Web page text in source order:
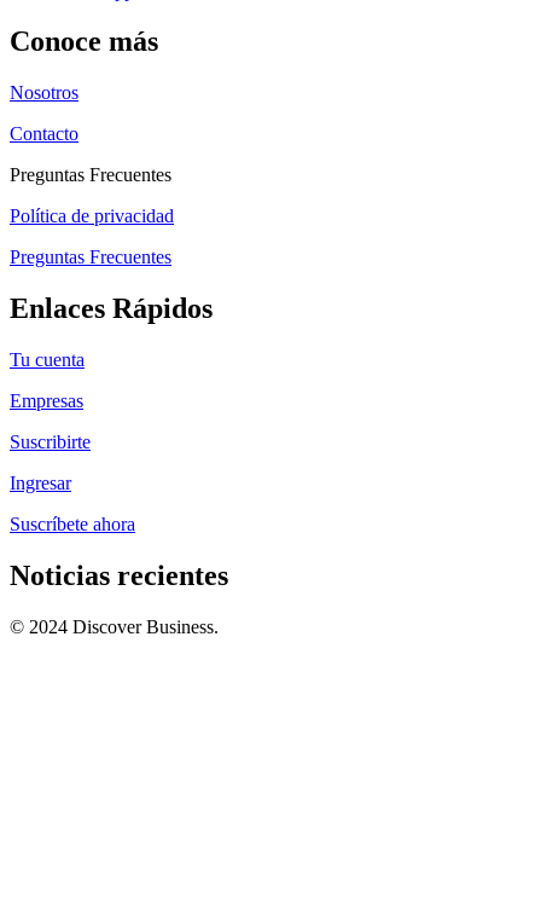
Conoce más
Nosotros
Contacto
Preguntas Frecuentes
Política de privacidad
Preguntas Frecuentes
Enlaces Rápidos
Tu cuenta
Empresas
Suscribirte
Ingresar
Suscríbete ahora
Noticias recientes
© 2024 Discover Business.